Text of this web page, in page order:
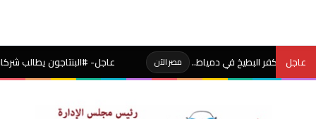
عاجل مصر الآن عاجل- #البنتاجون يطالب شركات